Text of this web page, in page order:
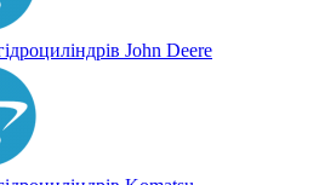
John Deere